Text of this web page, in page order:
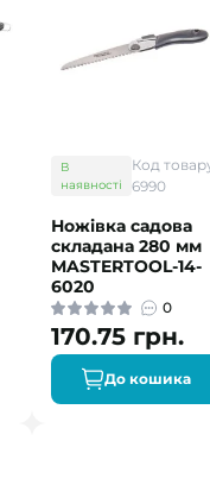
В
наявності
Код
6990
Ножівка садова
складана 280 мм
MASTERTOOL-14-
6020
0
170.75 грн.
До кошика